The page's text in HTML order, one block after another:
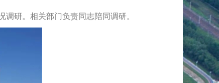
研。相关部门负责同志陪同调研。